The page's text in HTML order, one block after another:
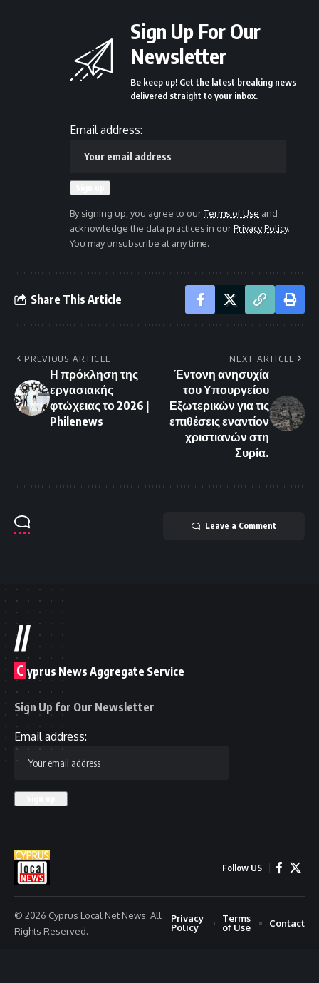
Sign Up For Our
Newsletter
Be keep up! Get the latest breaking news
delivered straight to your inbox.
Email address:
By signing up, you agree to ourTerms of Use and
acknowledge the data practices in ourPrivacy Policy.
You may unsubscribe at any time.
Share This Article
PREVIOUS ARTICLE
Η πρόκληση της
εργασιακής
φτώχειας το 2026 |
Philenews
NEXT ARTICLE
Έντονη ανησυχία
του Υπουργείου
Εξωτερικών για τις
επιθέσεις εναντίον
χριστιανών στη
Συρία.
Leave a Comment
//
C yprus News Aggregate Service
Sign Up for Our Newsletter
Email address:
Follow US
© 2026 Cyprus Local Net News. All
Rights Reserved.
Privacy
Policy
Terms
of Use
Contact